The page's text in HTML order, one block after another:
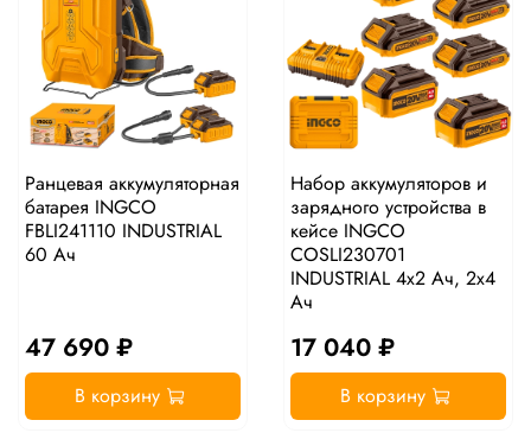
Ранцевая аккумуляторная
батарея INGCO
FBLI241110 INDUSTRIAL
60 Ач
47 690 ₽
В корзину
Набор аккумуляторов и
зарядного устройства в
кейсе INGCO
COSLI230701
INDUSTRIAL 4x2 Ач, 2x4
Ач
17 040 ₽
В корзину